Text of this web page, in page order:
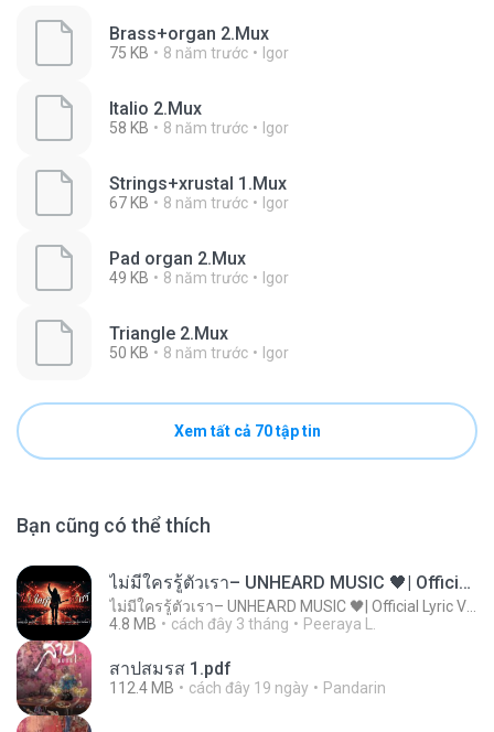
Brass+organ 2.Mux
75 KB 8 năm trước Igor
Italio 2.Mux
58 KB 8 năm trước Igor
Strings+xrustal 1.Mux
67 KB 8 năm trước Igor
Pad organ 2.Mux
49 KB 8 năm trước Igor
Triangle 2.Mux
50 KB 8 năm trước Igor
Xem tất cả 70 tập tin
Bạn cũng có thể thích
ไม่มีใครรู้ตัวเรา– UNHEARD MUSIC 🖤| Official Lyric Video | เพลงสู้ชีวิต
4.8 MB
cách đây 3 tháng Peeraya L.
สาปสมรส 1.pdf
112.4 MB cách đây 19 ngày Pandarin